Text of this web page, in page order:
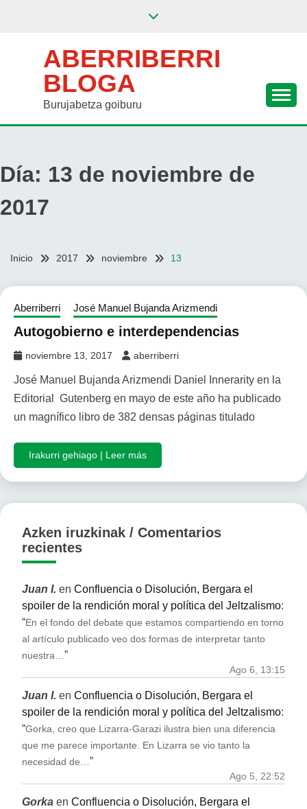
ABERRIBERRI
BLOGA
Burujabetza goiburu
Día: 13 de noviembre de
2017
Inicio 2017 noviembre 13
Aberriberri José Manuel Bujanda Arizmendi
Autogobierno e interdependencias
noviembre 13, 2017 aberriberri
José Manuel Bujanda Arizmendi Daniel Innerarity en la
Editorial Gutenberg en mayo de este año ha publicado
un magnífico libro de 382 densas páginas titulado
Irakurri gehiago | Leer más
Azken iruzkinak / Comentarios
recientes
Juan I. en Confluencia o Disolución, Bergara el
spoiler de la rendición moral y política del Jeltzalismo:
“En el fondo del debate que estamos compartiendo en torno
al artículo publicado veo dos formas de interpretar tanto
nuestra…”
Ago 6, 13:15
Juan I. en Confluencia o Disolución, Bergara el
spoiler de la rendición moral y política del Jeltzalismo:
“Gorka, creo que Lizarra-Garazi ilustra bien una diferencia
que me parece importante. En Lizarra se vio tanto la
necesidad de…”
Ago 5, 22:52
Gorka en Confluencia o Disolución, Bergara el